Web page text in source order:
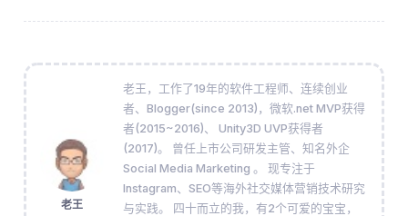
老王
老王，工作了19年的软件工程师、连续创业
者、Blogger(since 2013)，微软.net MVP获得
者(2015~2016)、 Unity3D UVP获得者
(2017)。 曾任上市公司研发主管、知名外企
Social Media Marketing 。 现专注于
Instagram、SEO等海外社交媒体营销技术研究
与实践。 四十而立的我，有2个可爱的宝宝，